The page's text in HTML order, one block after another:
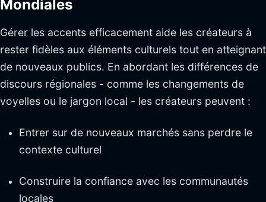
Mondiales
Gérer les accents efficacement aide les créateurs à
rester fidèles aux éléments culturels tout en atteignant
de nouveaux publics. En abordant les différences de
discours régionales - comme les changements de
voyelles ou le jargon local - les créateurs peuvent :
Entrer sur de nouveaux marchés sans perdre le
contexte culturel
Construire la confiance avec les communautés
locales